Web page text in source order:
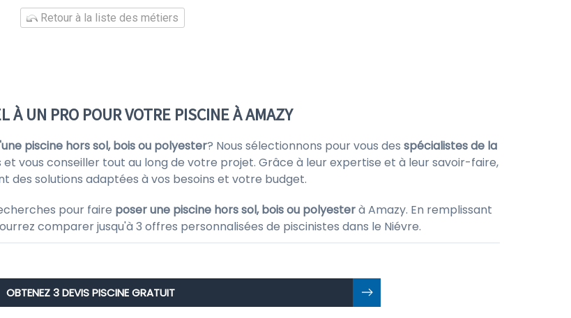
Retour à la liste des métiers
À UN PRO POUR VOTRE PISCINE À AMAZY
piscine hors sol, bois ou polyester? Nous sélectionnons pour vous des spécialistes de la
vous conseiller tout au long de votre projet. Grâce à leur expertise et à leur savoir-faire,
des solutions adaptées à vos besoins et votre budget.
pour faire poser une piscine hors sol, bois ou polyesterà Amazy. En remplissant
comparer jusqu'à 3 offres personnalisées de piscinistes dans le Niévre.
OBTENEZ 3 DEVIS PISCINE GRATUIT